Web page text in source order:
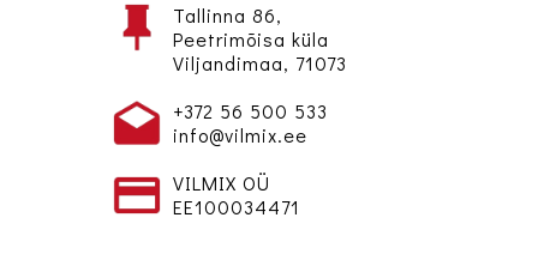
Tallinna 86,
Peetrimõisa küla
Viljandimaa, 71073
+372 56 500 533
info@vilmix.ee
VILMIX OÜ
EE100034471